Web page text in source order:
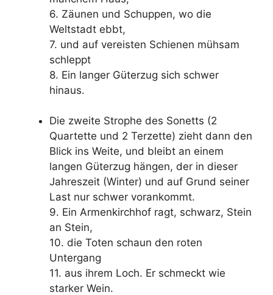
6. Zäunen und Schuppen, wo die
Weltstadt ebbt,
7. und auf vereisten Schienen mühsam
schleppt
8. Ein langer Güterzug sich schwer
hinaus.
Die zweite Strophe des Sonetts (2
Quartette und 2 Terzette) zieht dann den
Blick ins Weite, und bleibt an einem
langen Güterzug hängen, der in dieser
Jahreszeit (Winter) und auf Grund seiner
Last nur schwer vorankommt.
9. Ein Armenkirchhof ragt, schwarz, Stein
an Stein,
10. die Toten schaun den roten
Untergang
11. aus ihrem Loch. Er schmeckt wie
starker Wein.